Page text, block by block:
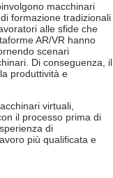
macchinari
formazione tradizionali
alle sfide che
AR/VR hanno
scenari
Di conseguenza, il
produttività e
virtuali,
il processo prima di
di
più qualificata e